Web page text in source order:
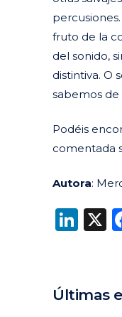
fruto de la
del sonido,
distintiva. O
sabemos de
Podéis
comentada
Autora:
X
Últimas